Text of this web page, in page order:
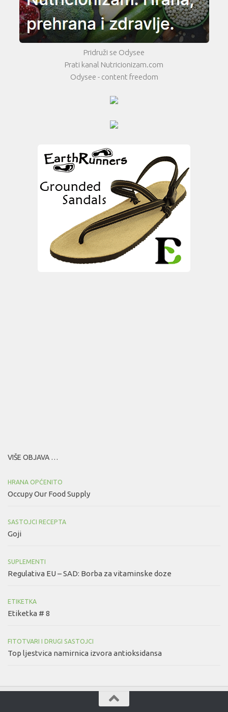
Pridruži se Odysee
Prati kanal Nutricionizam.com
Odysee - content freedom
VIŠE OBJAVA …
HRANA OPĆENITO
Occupy Our Food Supply
SASTOJCI RECEPTA
Goji
SUPLEMENTI
Regulativa EU – SAD: Borba za vitaminske doze
ETIKETKA
Etiketka # 8
FITOTVARI I DRUGI SASTOJCI
Top ljestvica namirnica izvora antioksidansa